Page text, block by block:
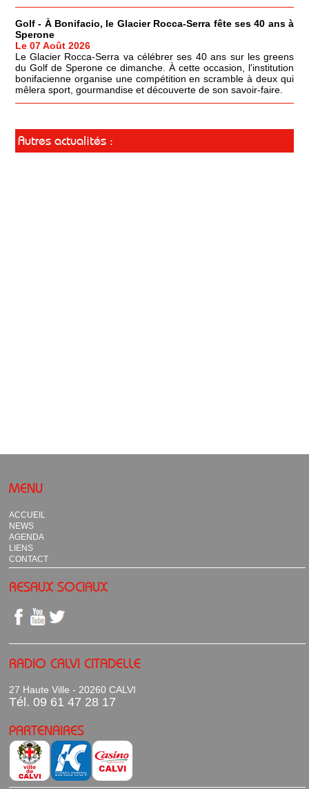
Golf - À Bonifacio, le Glacier Rocca-Serra fête ses 40 ans à
Sperone
Le 07 Août 2026
Le Glacier Rocca-Serra va célébrer ses 40 ans sur les greens
du Golf de Sperone ce dimanche. À cette occasion, l'institution
bonifacienne organise une compétition en scramble à deux qui
mêlera sport, gourmandise et découverte de son savoir-faire.
Autres actualités :
MENU
ACCUEIL
NEWS
AGENDA
LIENS
CONTACT
RESAUX SOCIAUX
RADIO CALVI CITADELLE
27 Haute Ville - 20260 CALVI
Tél. 09 61 47 28 17
PARTENAIRES